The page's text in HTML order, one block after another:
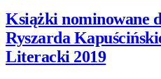
Książki nominowane
Ryszarda
Literacki 2019